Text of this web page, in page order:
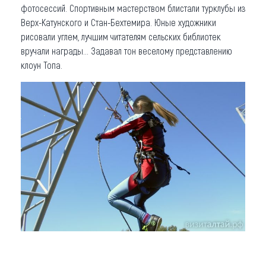
фотосессий. Спортивным мастерством блистали турклубы из
Верх-Катунского и Стан-Бехтемира. Юные художники
рисовали углем, лучшим читателям сельских библиотек
вручали награды… Задавал тон веселому представлению
клоун Топа.